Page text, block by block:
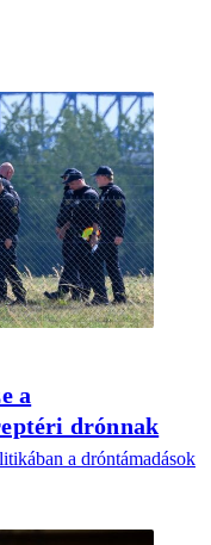
a
drónnak
a dróntámadások